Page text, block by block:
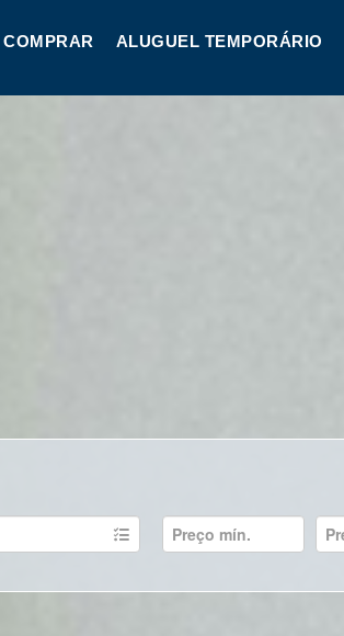
COMPRAR ALUGUEL TEMPORÁRIO